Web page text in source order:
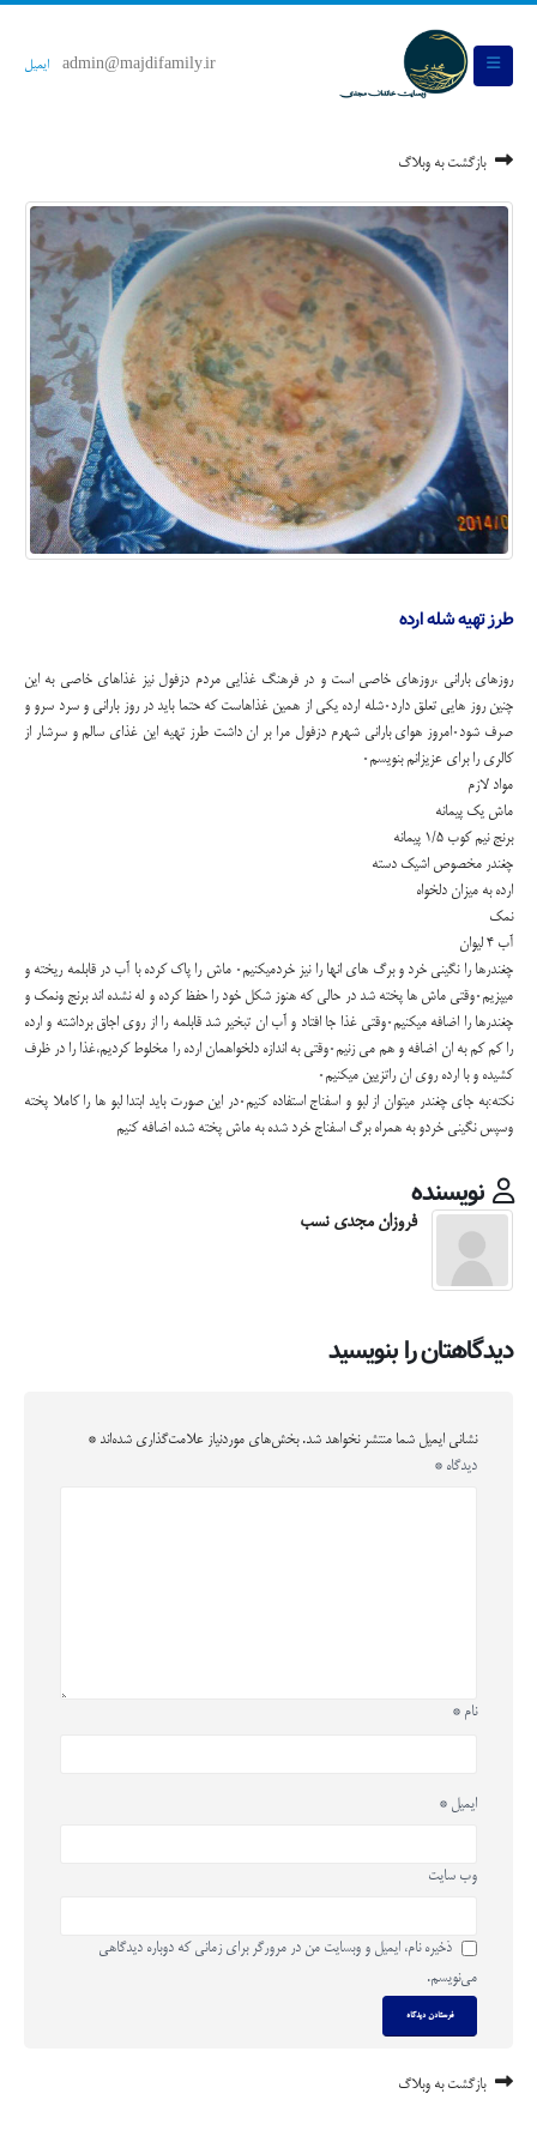
admin@majdifamily.ir ایمیل
بازگشت به وبلاگ
طرز تهیه شله ارده
روزهای بارانی ،روزهای خاصی است و در فرهنگ غذایی مردم دزفول نیز غذاهای خاصی به این
چنین روز هایی تعلق دارد۰شله ارده یکی از همین غذاهاست که حتما باید در روز بارانی و سرد سرو و
صرف شود۰امروز هوای بارانی شهرم دزفول مرا بر ان داشت طرز تهیه این غذای سالم و سرشار از
کالری را برای عزیزانم بنویسم۰
مواد لازم
ماش یک پیمانه
برنج نیم کوب ۱/۵ پیمانه
چغندر مخصوص اشیک دسته
ارده به میزان دلخواه
نمک
آب ۴ لیوان
چغندرها را نگینی خرد و برگ های انها را نیز خردمیکنیم۰ ماش را پاک کرده با آب در قابلمه ریخته و
میپزیم۰وقتی ماش ها پخته شد در حالی که هنوز شکل خود را حفظ کرده و له نشده اند برنج ونمک و
چغندرها را اضافه میکنیم۰وقتی غذا جا افتاد و آب ان تبخیر شد قابلمه را از روی اجاق برداشته و ارده
را کم کم به ان اضافه و هم می زنیم۰وقتی به اندازه دلخواهمان ارده را مخلوط کردیم،غذا را در ظرف
کشیده و با ارده روی ان راتزیین میکنیم۰
نکته:به جای چغندر میتوان از لبو و اسفناج استفاده کنیم۰در این صورت باید ابتدا لبو ها را کاملا پخته
وسپس نگینی خردو به همراه برگ اسفناج خرد شده به ماش پخته شده اضافه کنیم
نویسنده
فروزان مجدی نسب
دیدگاهتان را بنویسید
نشانی ایمیل شما منتشر نخواهد شد. بخش‌های موردنیاز علامت‌گذاری شده‌اند *
دیدگاه *
نام *
ایمیل *
وب‌ سایت
ذخیره نام، ایمیل و وبسایت من در مرورگر برای زمانی که دوباره دیدگاهی
می‌نویسم.
بازگشت به وبلاگ